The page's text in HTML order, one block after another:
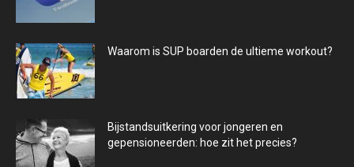
Waarom is SUP boarden de ultieme workout?
Bijstandsuitkering voor jongeren en
gepensioneerden: hoe zit het precies?